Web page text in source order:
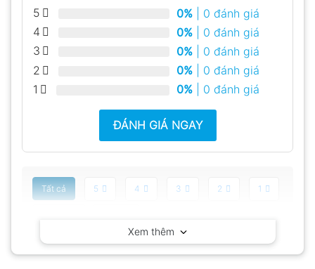
5 0% | 0 đánh giá
4
0% | 0 đánh giá
3
0% | 0 đánh giá
2
0% | 0 đánh giá
1
0% | 0 đánh giá
ĐÁNH GIÁ NGAY
Tất cả 5 4 3 2 1
Chưa có đánh giá nào.
Xem thêm